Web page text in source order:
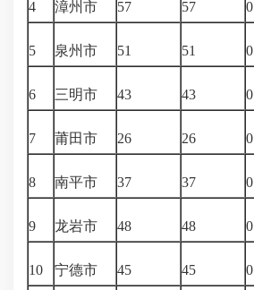
4 漳州市 57 57 0
5 泉州市 51 51 0
6 三明市 43 43 0
7 莆田市 26 26 0
8 南平市 37 37 0
9 龙岩市 48 48 0
10 宁德市 45 45 0